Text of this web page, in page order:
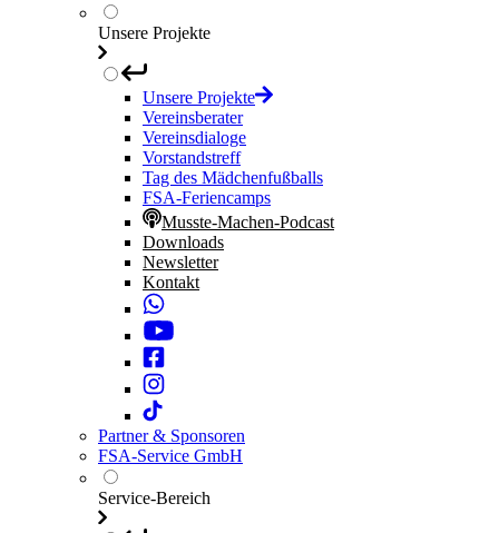
Unsere Projekte
Unsere Projekte
Vereinsberater
Vereinsdialoge
Vorstandstreff
Tag des Mädchenfußballs
FSA-Feriencamps
Musste-Machen-Podcast
Downloads
Newsletter
Kontakt
Partner & Sponsoren
FSA-Service GmbH
Service-Bereich